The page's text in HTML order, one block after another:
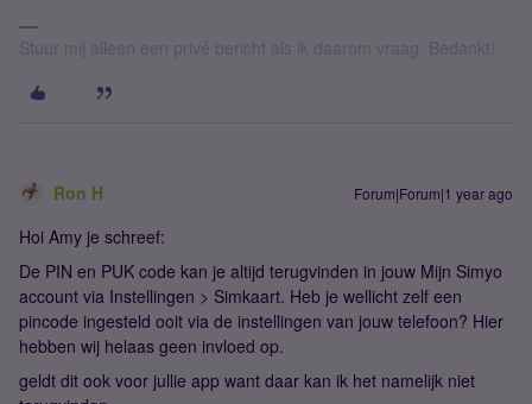
Stuur mij alleen een privé bericht als ik daarom vraag. Bedankt!
Ron H Forum|Forum|1 year ago
Hoi Amy je schreef:
De PIN en PUK code kan je altijd terugvinden in jouw Mijn Simyo
account via Instellingen > Simkaart. Heb je wellicht zelf een
pincode ingesteld ooit via de instellingen van jouw telefoon? Hier
hebben wij helaas geen invloed op.
geldt dit ook voor jullie app want daar kan ik het namelijk niet